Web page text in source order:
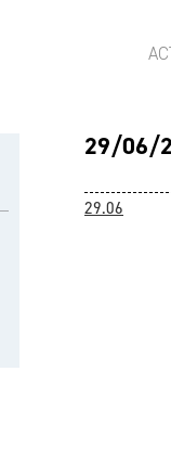
29/06/
29.06